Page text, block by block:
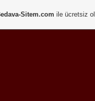
Sitem.com ile ücretsiz